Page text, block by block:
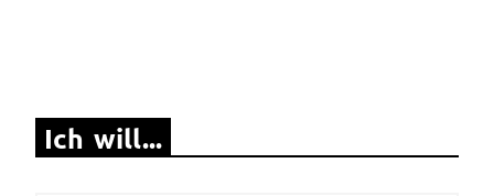
Ich will...